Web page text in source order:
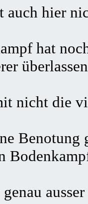
hier
hat
nicht die
Benotung